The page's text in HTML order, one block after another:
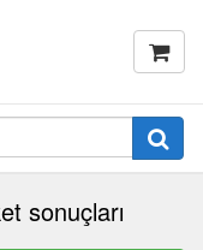
sonuçları